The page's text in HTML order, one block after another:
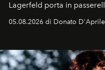
Lagerfeld porta in
logomania pensata per la
Kate, Claudia e Carla una
uno dei documenti più
05.08.2026 di Donato D'Aprile